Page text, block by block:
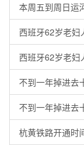
本周五到周日运
西班牙62岁老妇
西班牙62岁老妇
不到一年掉进去
不到一年掉进去
杭黄铁路开通时